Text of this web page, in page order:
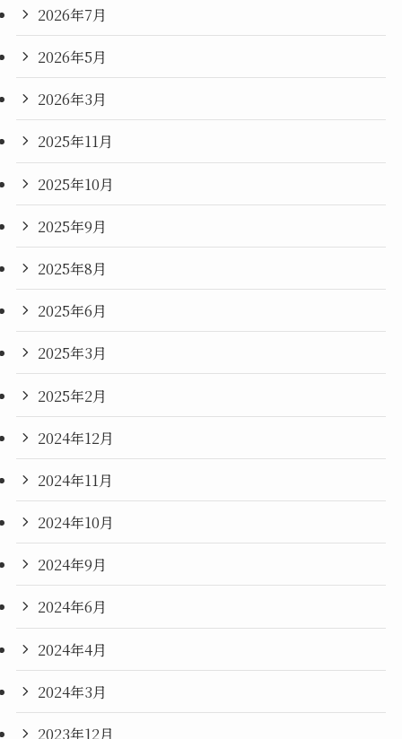
2026年7月
2026年5月
2026年3月
2025年11月
2025年10月
2025年9月
2025年8月
2025年6月
2025年3月
2025年2月
2024年12月
2024年11月
2024年10月
2024年9月
2024年6月
2024年4月
2024年3月
2023年12月